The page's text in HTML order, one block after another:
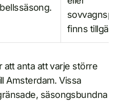
finns
att anta att varje större
Amsterdam. Vissa
säsongsbundna